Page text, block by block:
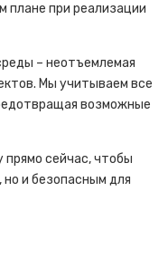
плане при реализации
– неотъемлемая
Мы учитываем все
возможные
сейчас, чтобы
и безопасным для